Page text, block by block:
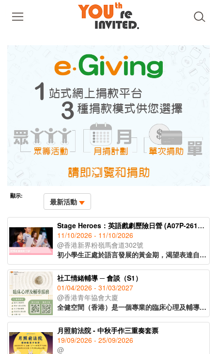
顯示:
最新活動
Stage Heroes：英語戲劇歷險日營 (A07P-261011)
11/10/2026 - 11/10/2026
@香港新界粉嶺馬會道302號
初小學生正處於語言發展的黃金期，渴望表達自我卻往往缺乏真實而有趣的英語運用場景。本系列日營以全英語戲劇為核心，讓學生在角色扮演、即興創作、團隊協作中自然地使用英語。本期課程為「小小偵探英語劇場」第一期。
社工情緒輔導 ─ 會談（S1）
01/04/2026 - 31/03/2027
@香港青年協會大廈
全健空間（香港）是一個專業的臨床心理及輔導單位，由經驗豐富的臨床心理學家、社工等專業團隊組成，提供合適而全面的心理健康支援。本中心致力透過專業的心理輔導與評估，細心聆聽並了解每位青年的獨特需要。我們為青年營造一個安全而具支持性的環境，鼓勵他們勇於表達自己的想法與情感，陪伴他們面對成長中的挑戰，促進身心健康與復元。
月照前法院 - 中秋手作三重奏套票
19/09/2026 - 25/09/2026
@